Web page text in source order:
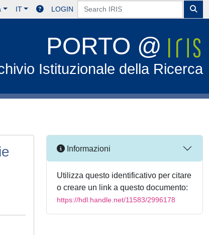
IT LOGIN
PORTO @
Istituzionale della Ricerca
Informazioni
Utilizza questo identificativo per citare
o creare un link a questo documento:
https://hdl.handle.net/11583/2996178